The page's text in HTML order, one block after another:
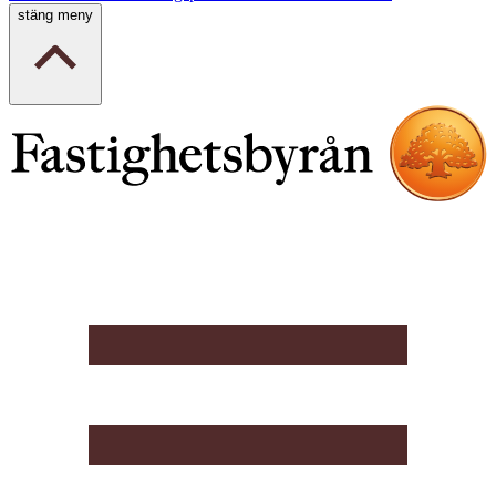
stäng meny